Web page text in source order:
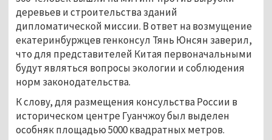
деревьев и строительства зданий
дипломатической миссии. В ответ на возмущение
екатеринбуржцев генконсул Тянь Юнсян заверил,
что для представителей Китая первоначальными
будут являться вопросы экологии и соблюдения
норм законодательства.
К слову, для размещения консульства России в
историческом центре Гуанчжоу был выделен
особняк площадью 5000 квадратных метров.